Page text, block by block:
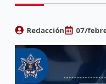
Redacción 07/